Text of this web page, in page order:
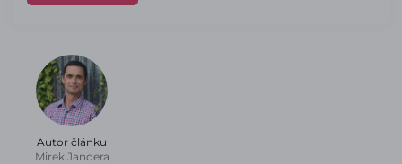
Autor článku
Mirek Jandera